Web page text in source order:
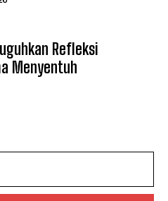
Refleksi
Menyentuh